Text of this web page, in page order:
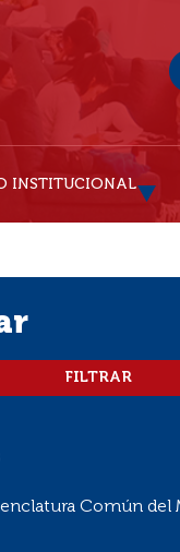
INSTITUCIONAL
Común del
Común del